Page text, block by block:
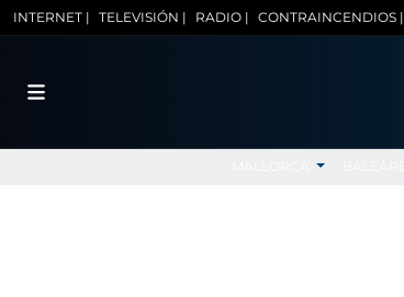
INTERNET | TELEVISIÓN | RADIO | CONTRAINCENDIOS |